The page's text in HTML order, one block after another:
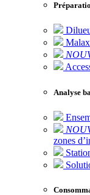
Analyse
zones